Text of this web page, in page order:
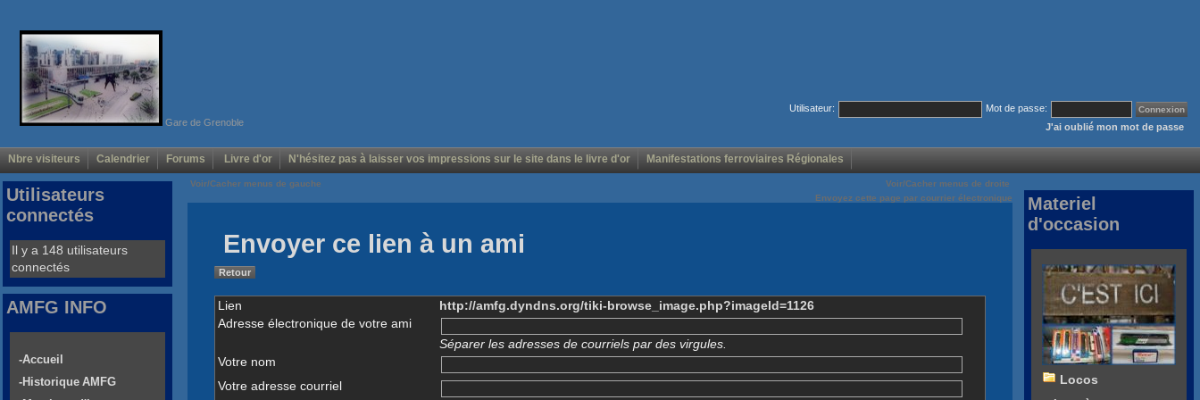
Gare de Grenoble
Utilisateur:
Mot de passe:
J'ai oublié mon mot de passe
Nbre visiteurs Calendrier Forums Livre d'or N'hésitez pas à laisser vos impressions sur le site dans le livre d'or Manifestations ferroviaires Régionales
Voir/Cacher menus de gauche
Voir/Cacher menus de droite
Envoyez cette page par courrier électronique
Envoyer ce lien à un ami
Retour
Lien
http://amfg.dyndns.org/tiki-browse_image.php?imageId=1126
Adresse électronique de votre ami
Séparer les adresses de courriels par des virgules.
Votre nom
Votre adresse courriel
Utilisateurs
connectés
Il y a 148 utilisateurs
connectés
AMFG INFO
-Accueil
-Historique AMFG
Materiel
d'occasion
Locos